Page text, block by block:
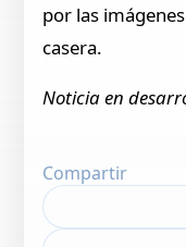
por las
casera.
Noticia en
Compartir